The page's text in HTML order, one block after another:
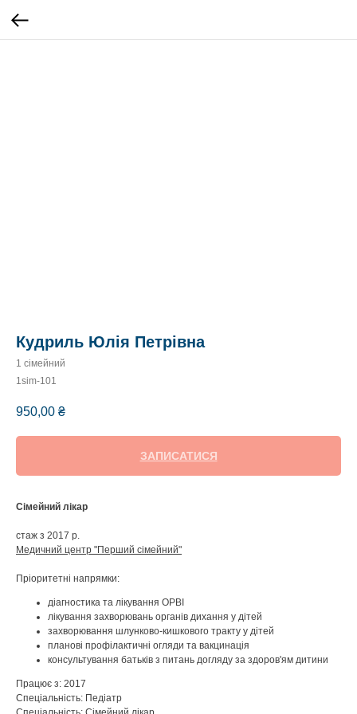
Кудриль Юлія Петрівна
1 сімейний
1sim-101
950,00 ₴
ЗАПИСАТИСЯ
Сімейний лікар
стаж з 2017 р.
Медичний центр "Перший сімейний"
Пріоритетні напрямки:
діагностика та лікування ОРВІ
лікування захворювань органів дихання у дітей
захворювання шлунково-кишкового тракту у дітей
планові профілактичні огляди та вакцинація
консультування батьків з питань догляду за здоров'ям дитини
Працює з: 2017
Спеціальність: Педіатр